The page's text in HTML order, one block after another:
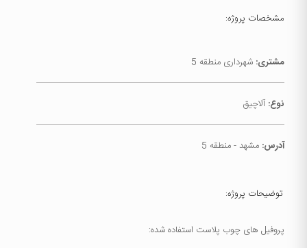
مشخصات پروژه:
مشتری: شهرداری منطقه 5
نوع: آلاچیق
آدرس: مشهد - منطقه 5
توضیحات پروژه:
پروفیل های چوب پلاست استفاده شده: